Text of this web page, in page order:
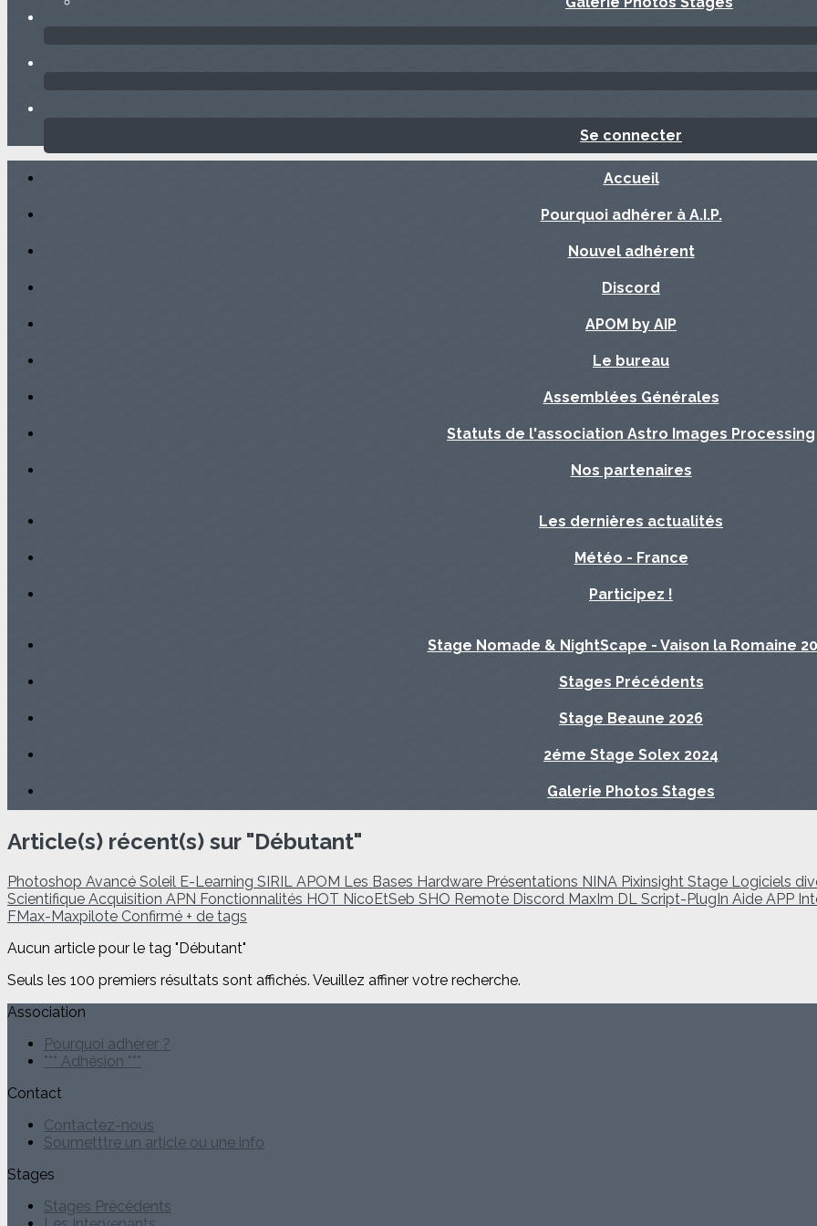
Se connecter
Accueil
Pourquoi adhérer à A.I.P.
Nouvel adhérent
Discord
APOM by AIP
Le bureau
Assemblées Générales
Statuts de l'association Astro Images Processing
Nos partenaires
Les dernières actualités
Météo - France
Participez !
Stage Nomade & NightScape - Vaison la Romaine
Stages Précédents
Stage Beaune 2026
2éme Stage Solex 2024
Galerie Photos Stages
Article(s) récent(s) sur "Débutant"
Photoshop Avancé Soleil E-Learning SIRIL APOM Les Bases Hardware Présentations NINA Pixinsight Stage Logiciels
Scientifique Acquisition APN Fonctionnalités HOT NicoEtSeb SHO Remote Discord MaxIm DL Script-PlugIn Aide APP
FMax-Maxpilote Confirmé + de tags
Aucun article pour le tag "Débutant"
Seuls les 100 premiers résultats sont affichés. Veuillez affiner votre recherche.
Association
Pourquoi adhérer ?
*** Adhésion ***
Contact
Contactez-nous
Soumetttre un article ou une info
Stages
Stages Précédents